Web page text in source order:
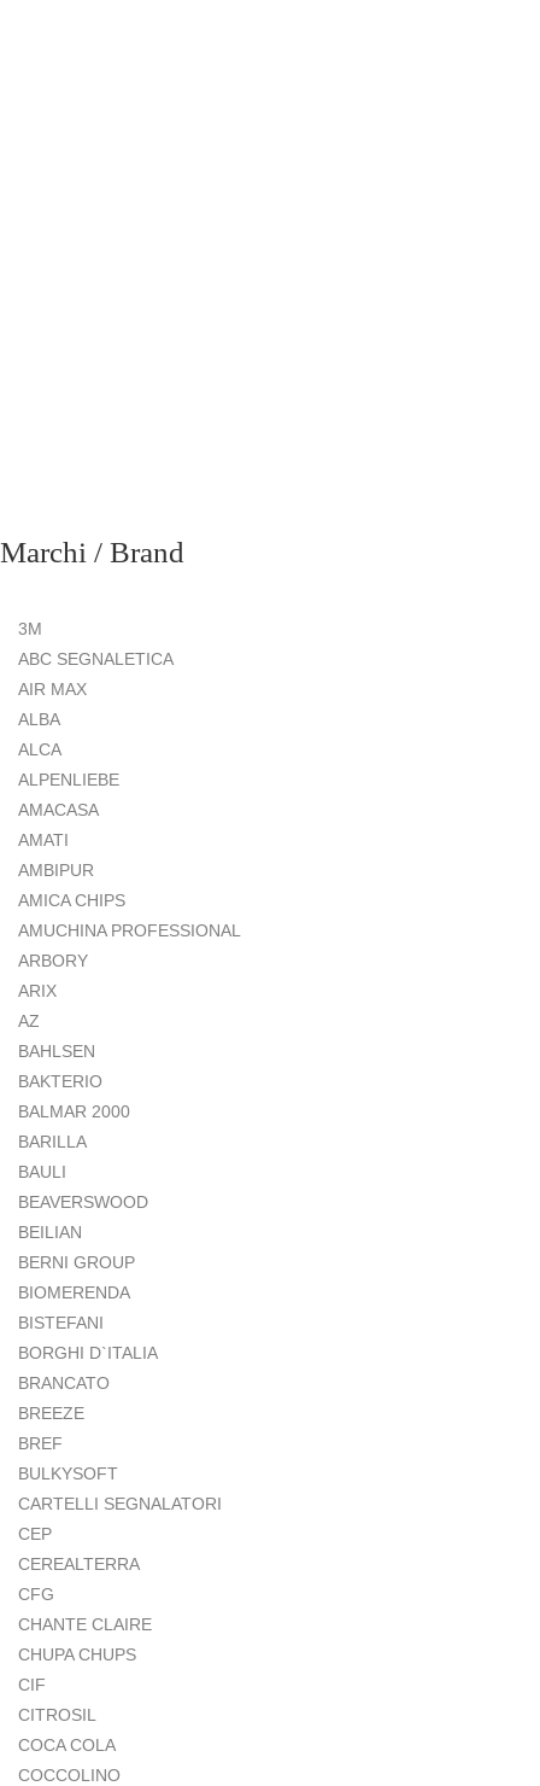
Marchi / Brand
3M
ABC SEGNALETICA
AIR MAX
ALBA
ALCA
ALPENLIEBE
AMACASA
AMATI
AMBIPUR
AMICA CHIPS
AMUCHINA PROFESSIONAL
ARBORY
ARIX
AZ
BAHLSEN
BAKTERIO
BALMAR 2000
BARILLA
BAULI
BEAVERSWOOD
BEILIAN
BERNI GROUP
BIOMERENDA
BISTEFANI
BORGHI D`ITALIA
BRANCATO
BREEZE
BREF
BULKYSOFT
CARTELLI SEGNALATORI
CEP
CEREALTERRA
CFG
CHANTE CLAIRE
CHUPA CHUPS
CIF
CITROSIL
COCA COLA
COCCOLINO